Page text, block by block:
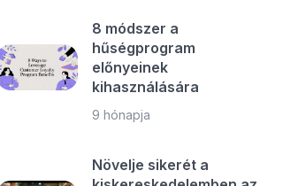
8 módszer a
hűségprogram
előnyeinek
kihasználására
9 hónapja
Növelje sikerét a